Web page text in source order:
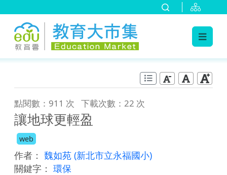
點閱數：911 次 下載次數：22 次
讓地球更輕盈
web
作者： 魏如苑 (新北市立永福國小)
關鍵字： 環保